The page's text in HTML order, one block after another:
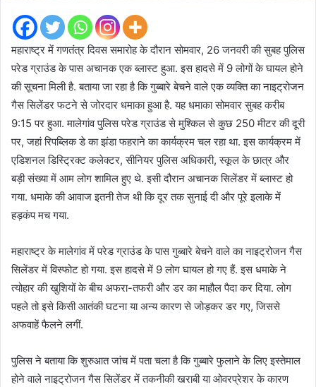
महाराष्ट्र में गणतंत्र दिवस समारोह के दौरान सोमवार, 26 जनवरी की सुबह पुलिस
परेड ग्राउंड के पास अचानक एक ब्लास्ट हुआ. इस हादसे में 9 लोगों के घायल होने
की सूचना मिली है. बताया जा रहा है कि गुब्बारे बेचने वाले एक व्यक्ति का नाइट्रोजन
गैस सिलेंडर फटने से जोरदार धमाका हुआ है. यह धमाका सोमवार सुबह करीब
9:15 पर हुआ. मालेगांव पुलिस परेड ग्राउंड से मुश्किल से कुछ 250 मीटर की दूरी
पर, जहां रिपब्लिक डे का झंडा फहराने का कार्यक्रम चल रहा था. इस कार्यक्रम में
एडिशनल डिस्ट्रिक्ट कलेक्टर, सीनियर पुलिस अधिकारी, स्कूल के छात्र और
बड़ी संख्या में आम लोग शामिल हुए थे. इसी दौरान अचानक सिलेंडर में ब्लास्ट हो
गया. धमाके की आवाज इतनी तेज थी कि दूर तक सुनाई दी और पूरे इलाके में
हड़कंप मच गया.
महाराष्ट्र के मालेगांव में परेड ग्राउंड के पास गुब्बारे बेचने वाले का नाइट्रोजन गैस
सिलेंडर में विस्फोट हो गया. इस हादसे में 9 लोग घायल हो गए हैं. इस धमाके ने
त्योहार की खुशियों के बीच अफरा-तफरी और डर का माहौल पैदा कर दिया. लोग
पहले तो इसे किसी आतंकी घटना या अन्य कारण से जोड़कर डर गए, जिससे
अफवाहें फैलने लगीं.
पुलिस ने बताया कि शुरुआत जांच में पता चला है कि गुब्बारे फुलाने के लिए इस्तेमाल
होने वाले नाइट्रोजन गैस सिलेंडर में तकनीकी खराबी या ओवरप्रेशर के कारण